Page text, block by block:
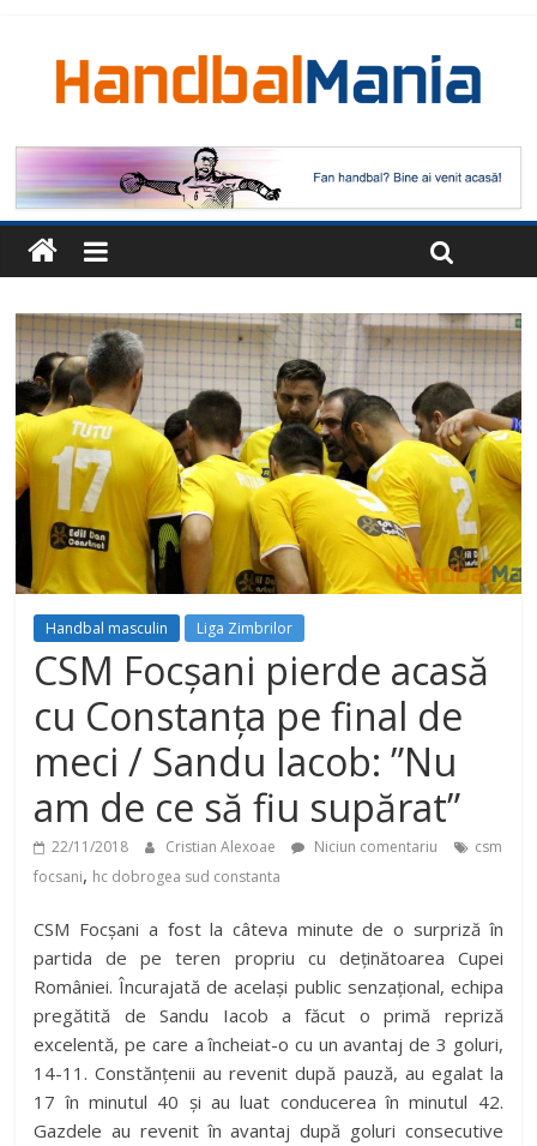
Handbal masculin Liga Zimbrilor
CSM Focșani pierde acasă
cu Constanța pe final de
meci / Sandu Iacob: ”Nu
am de ce să fiu supărat”
22/11/2018 Cristian Alexoae Niciun comentariu
csm
focsani, hc dobrogea sud constanta
CSM Focșani a fost la câteva minute de o surpriză în
partida de pe teren propriu cu deținătoarea Cupei
României. Încurajată de același public senzațional, echipa
pregătită de Sandu Iacob a făcut o primă repriză
excelentă, pe care a încheiat-o cu un avantaj de 3 goluri,
14-11. Constănțenii au revenit după pauză, au egalat la
17 în minutul 40 și au luat conducerea în minutul 42.
Gazdele au revenit în avantaj după goluri consecutive